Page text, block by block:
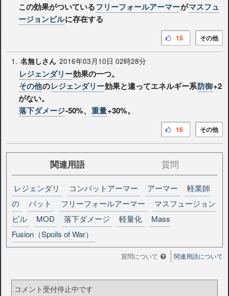
この効果がついているフリーフォールアーマーがマスフュ
ージョンビルに存在する
その他
15
1. 名無しさん 2016年03月10日 02時28分
レジェンダリー効果の一つ。
その他のレジェンダリー効果と違ってエネルギー系防御+2
がない。
落下ダメージ-50%、 重量+30%。
その他
16
関連用語 質問
レジェンダリ コンバットアーマー アーマー
軽業師
の
バット フリーフォールアーマー
マスフュージョン
ビル
MOD 落下ダメージ 軽量化
Mass
Fusion（Spoils of War）
関連用語について
質問について
コメント受付停止中です